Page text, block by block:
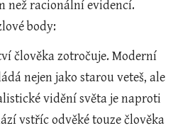
než racionální evidencí.
body:
člověka zotročuje. Moderní
nejen jako starou veteš, ale
vidění světa je naproti
vstříc odvěké touze člověka